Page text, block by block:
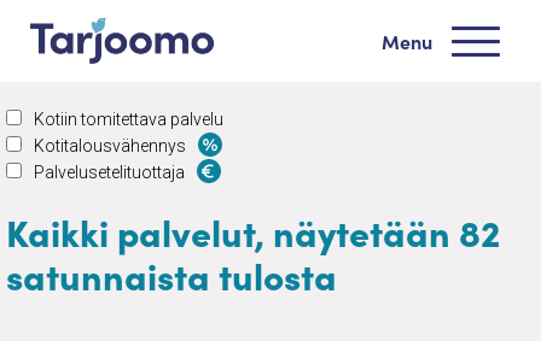
Siirry sisältöön
Menu
Kotiin tomitettava palvelu
Kotitalousvähennys
Palvelusetelituottaja
Kaikki palvelut, näytetään 82
satunnaista tulosta